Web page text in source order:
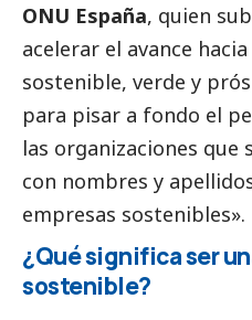
ONU España, quien
acelerar el avance
sostenible, verde y
para pisar a fondo el
las organizaciones que
con nombres y
empresas sostenibles».
¿Qué significa ser
sostenible?